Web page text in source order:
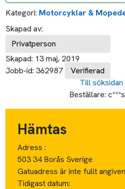
Kategori: Motorcyklar &
Skapad av:
Privatperson
Skapad: 13 maj, 2019
Jobb-id: 362987 Verifierad
Till söksidan
Beställare:
Hämtas
Adress :
503 34 Borås Sverige
Gatuadress är inte fullt angiven
Tidigast datum: